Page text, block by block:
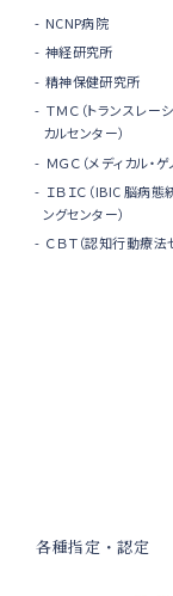
NCNP病院
神経研究所
精神保健研究所
ＴＭＣ（トランスレー
カルセンター）
ＭＧＣ（メディカル・
ＩＢＩＣ（IBIC 脳病
ングセンター）
ＣＢＴ（認知行動療法
各種指定・認定